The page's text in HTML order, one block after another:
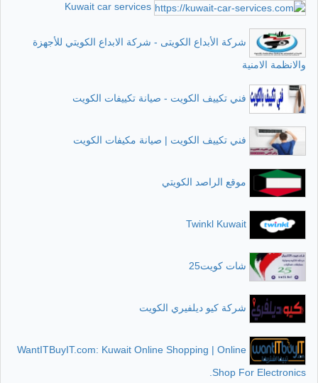
Kuwait car services
شركة الأبداع الكويتى - شركة الابداع الكويتي للأجهزة
والانظمة الامنية
فني تكييف الكويت - صيانة تكييفات الكويت
فني تكييف الكويت | صيانة مكيفات الكويت
موقع الراصد الكويتي
Twinkl Kuwait
شات كويت25
شركة كيو ديلفيري الكويت
WantITBuyIT.com: Kuwait Online Shopping | Online
Shop For Electronics.